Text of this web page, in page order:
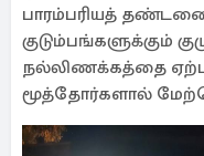
பாரம்பரியத்
குடும்பங்களுக்கும்
நல்லிணக்கத்தை
மூத்தோர்களால்